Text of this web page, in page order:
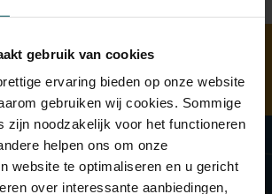
gebruik van cookies
ervaring bieden op onze website
gebruiken wij cookies. Sommige
zijn noodzakelijk voor het functioneren
helpen ons om onze
website te optimaliseren en u gericht
over interessante aanbiedingen,